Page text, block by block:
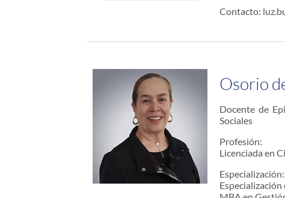
Contacto:
Osorio
Docente de
Sociales
Profesión:
Licenciada en
Especialización: